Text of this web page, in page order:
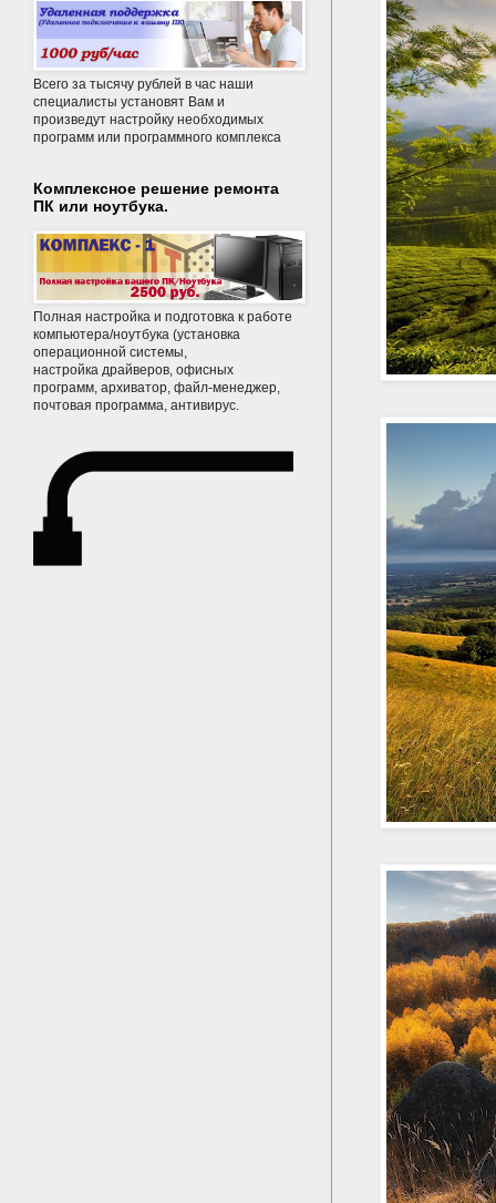
Всего за тысячу рублей в час наши
специалисты установят Вам и
произведут настройку необходимых
программ или программного комплекса
Комплексное решение ремонта
ПК или ноутбука.
Полная настройка и подготовка к работе
компьютера/ноутбука (установка
операционной системы,
настройка драйверов, офисных
программ, архиватор, файл-менеджер,
почтовая программа, антивирус.